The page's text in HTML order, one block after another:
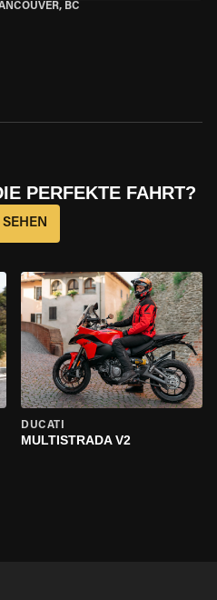
BC
PERFEKTE FAHRT?
DUCATI
MULTISTRADA V2